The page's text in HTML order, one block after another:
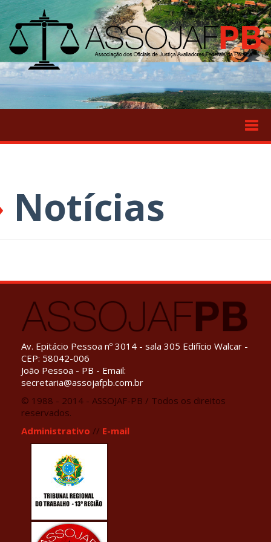
Notícias
Av. Epitácio Pessoa nº 3014 - sala 305 Edifício Walcar -
CEP: 58042-006
João Pessoa - PB - Email:
secretaria@assojafpb.com.br
© 1988 - 2014 - ASSOJAF-PB / Todos os direitos
reservados.
Administrativo // E-mail